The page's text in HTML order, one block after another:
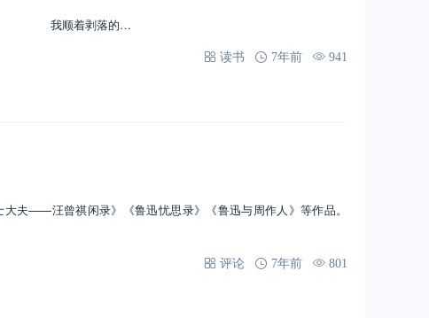
土。 我顺着剥落的…
读书 7年前 941
——汪曾祺闲录》《鲁迅忧思录》《鲁迅与周作人》等作品。
评论 7年前 801